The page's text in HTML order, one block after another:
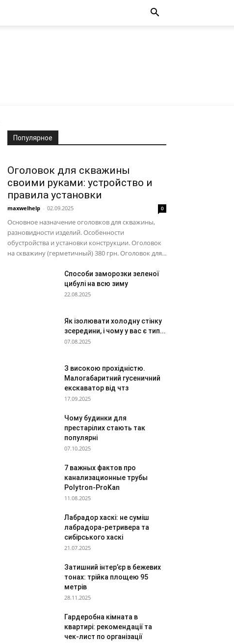
Популярное
Оголовок для скважины
своими руками: устройство и
правила установки
maxwelhelp - 02.09.2025 0
Основное назначение оголовков для скважины,
разновидности изделий. Особенности
обустройства и установки конструкции. Оголовок
на скважину (герметичный) 380 грн. Оголовок для...
Способи заморозки зеленої
цибулі на всю зиму
22.08.2025
Як ізолювати холодну стінку
зсередини, і чому у вас є тип...
07.08.2025
З високою прохідністю.
Малогабаритний гусеничний
екскаватор від чтз
17.09.2025
Чому будинки для
престарілих стають так
популярні
07.10.2025
7 важных фактов про
канализационные трубы
Polytron-ProKan
11.08.2025
Лабрадор хаскі: не суміш
лабрадора-ретривера та
сибірського хаскі
21.07.2025
Затишний інтер’єр в бежевих
тонах: трійка площею 95
метрів
28.11.2025
Гардеробна кімната в
квартирі: рекомендації та
чек-лист по організації